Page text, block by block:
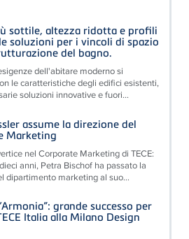
sottile, altezza ridotta e profili
soluzioni per i vincoli di spazio
del bagno.
dell'abitare moderno si
le caratteristiche degli edifici esistenti,
soluzioni innovative e fuori...
assume la direzione del
Marketing
nel Corporate Marketing di TECE:
anni, Petra Bischof ha passato la
dipartimento marketing al suo...
grande successo per
Italia alla Milano Design